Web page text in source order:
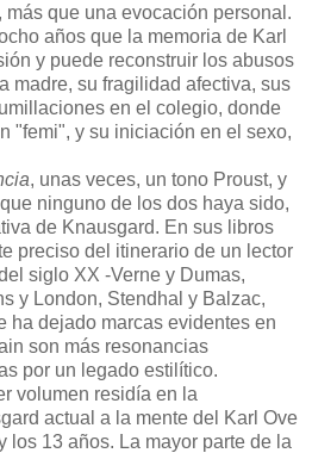
más que una evocación personal.
años que la memoria de Karl
y puede reconstruir los abusos
madre, su fragilidad afectiva, sus
en el colegio, donde
"femi", y su iniciación en el sexo,
, unas veces, un tono Proust, y
ninguno de los dos haya sido,
de Knausgard. En sus libros
preciso del itinerario de un lector
siglo XX -Verne y Dumas,
y London, Stendhal y Balzac,
ha dejado marcas evidentes en
son más resonancias
por un legado estilítico.
volumen residía en la
actual a la mente del Karl Ove
los 13 años. La mayor parte de la